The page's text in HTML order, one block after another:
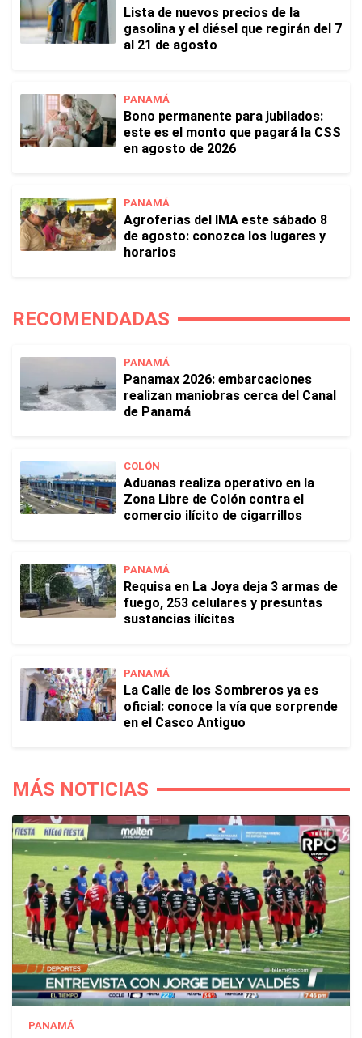
Lista de nuevos precios de la
gasolina y el diésel que regirán del 7
al 21 de agosto
PANAMÁ
Bono permanente para jubilados:
este es el monto que pagará la CSS
en agosto de 2026
PANAMÁ
Agroferias del IMA este sábado 8
de agosto: conozca los lugares y
horarios
RECOMENDADAS
PANAMÁ
Panamax 2026: embarcaciones
realizan maniobras cerca del Canal
de Panamá
COLÓN
Aduanas realiza operativo en la
Zona Libre de Colón contra el
comercio ilícito de cigarrillos
PANAMÁ
Requisa en La Joya deja 3 armas de
fuego, 253 celulares y presuntas
sustancias ilícitas
PANAMÁ
La Calle de los Sombreros ya es
oficial: conoce la vía que sorprende
en el Casco Antiguo
MÁS NOTICIAS
PANAMÁ